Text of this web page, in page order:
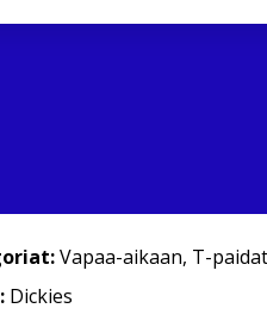
Vapaa-aikaan, T-paidat
Dickies